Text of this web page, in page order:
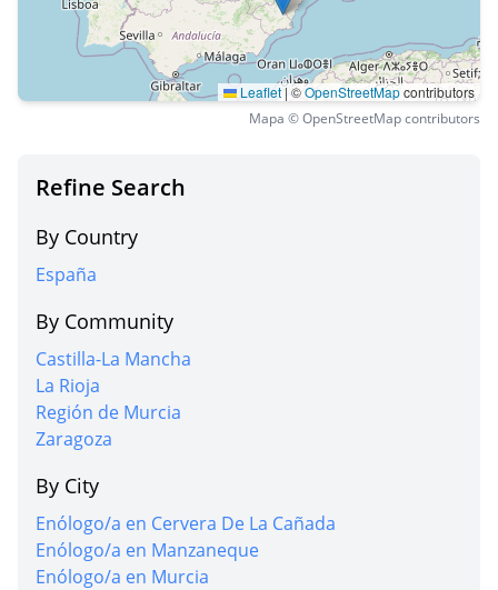
Leaflet|©OpenStreetMapcontributors
Mapa © OpenStreetMap contributors
Refine Search
By Country
España
By Community
Castilla-La Mancha
La Rioja
Región de Murcia
Zaragoza
By City
Enólogo/a en Cervera De La Cañada
Enólogo/a en Manzaneque
Enólogo/a en Murcia